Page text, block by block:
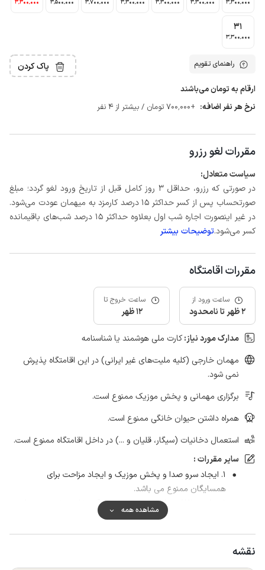
3٬300٬000 3٬300٬000 3٬300٬000 3٬300٬000 3٬700٬000 3٬500٬000 3٬300٬000
31
3٬300٬000
راهنمای تقویم پاک کردن
ارقام به تومان می‌باشند
نرخ هر نفر اضافه: +700٬000 تومان / بیشتر از 4 نفر
مقررات لغو رزرو
سیاست متعادل:
در صورتی که رزرو، حداقل 3 روز کامل قبل از تاریخ ورود لغو گردد؛ مبلغ
صورتحساب پس از کسر حداکثر 15 درصد کارمزد به میهمان عودت می‌شود.
در غیر اینصورت اجاره شب اول بعلاوه حداکثر 15 درصد شب‌های باقیمانده
کسر می‌شود.توضیحات بیشتر
مقررات اقامتگاه
ساعت ورود از
2 ظهر تا نامحدود
ساعت خروج تا
12 ظهر
مدارک مورد نیاز:کارت ملی هوشمند یا شناسنامه
مهمان خارجی (کلیه ملیت‌های غیر ایرانی) در این اقامتگاه پذیرش
نمی شود.
برگزاری مهمانی و پخش موزیک ممنوع است.
همراه داشتن حیوان خانگی ممنوع است.
استعمال دخانیات (سیگار، قلیان و ...) در داخل اقامتگاه ممنوع است.
سایر مقررات :
۱. ایجاد سرو صدا و پخش موزیک و ایجاد مزاحت برای
همسایگان ممنوع می باشد.
۱. رعایت نظافت داخل‌ ویلا، سرویس، آشپزخانه‌‌‌ و غیره‌ به همان
گونه هنگام تحویل به عهده میهمان عزیز میباشد در صورت ریخت
و پاش اضافی، مبلغ ۵۰۰ هزار تومان بابت هزینه نظافت از میهمان
مشاهده همه
نقشه